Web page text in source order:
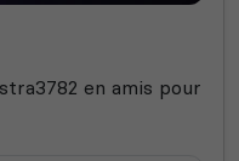
en amis pour